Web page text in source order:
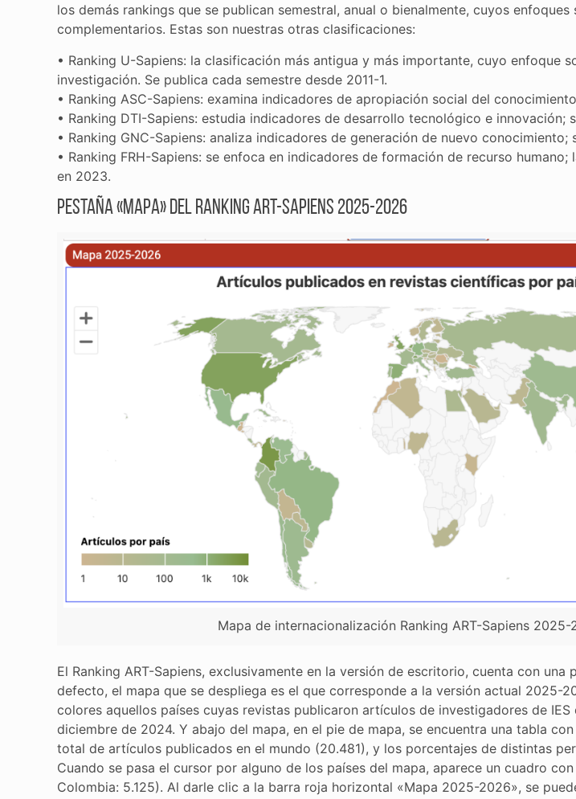
los demás rankings que se publican semestral, anual o bienalmente, cuyos
complementarios. Estas son nuestras otras clasificaciones:
• Ranking U-Sapiens: la clasificación más antigua y más importante, cuyo enfoque
investigación. Se publica cada semestre desde 2011-1.
• Ranking ASC-Sapiens: examina indicadores de apropiación social del
• Ranking DTI-Sapiens: estudia indicadores de desarrollo tecnológico e innovación;
• Ranking GNC-Sapiens: analiza indicadores de generación de nuevo conocimiento;
• Ranking FRH-Sapiens: se enfoca en indicadores de formación de recurso
en 2023.
Pestaña «Mapa» del Ranking ART-Sapiens 2025-2026
Mapa de internacionalización Ranking ART-Sapiens 2025-
El Ranking ART-Sapiens, exclusivamente en la versión de escritorio, cuenta con una
defecto, el mapa que se despliega es el que corresponde a la versión actual 2025-
colores aquellos países cuyas revistas publicaron artículos de investigadores de
diciembre de 2024. Y abajo del mapa, en el pie de mapa, se encuentra una tabla
total de artículos publicados en el mundo (20.481), y los porcentajes de distintas
Cuando se pasa el cursor por alguno de los países del mapa, aparece un cuadro
Colombia: 5.125). Al darle clic a la barra roja horizontal «Mapa 2025-2026», se